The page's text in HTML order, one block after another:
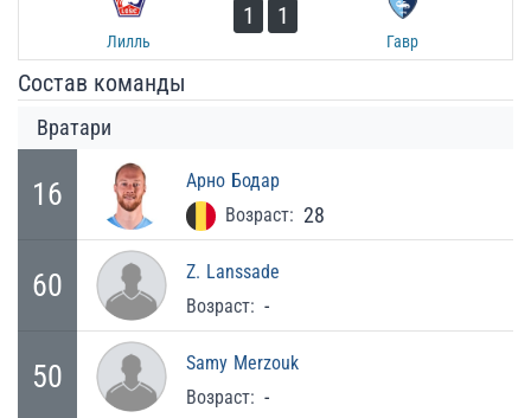
Лилль
1 1
Гавр
Состав команды
Вратари
16 Арно Бодар
Возраст: 28
60 Z. Lanssade
Возраст: -
50 Samy Merzouk
Возраст: -